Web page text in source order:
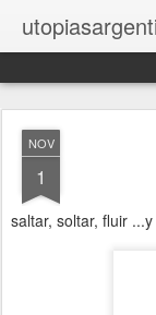
NOV
1
saltar, soltar, fluir ...y